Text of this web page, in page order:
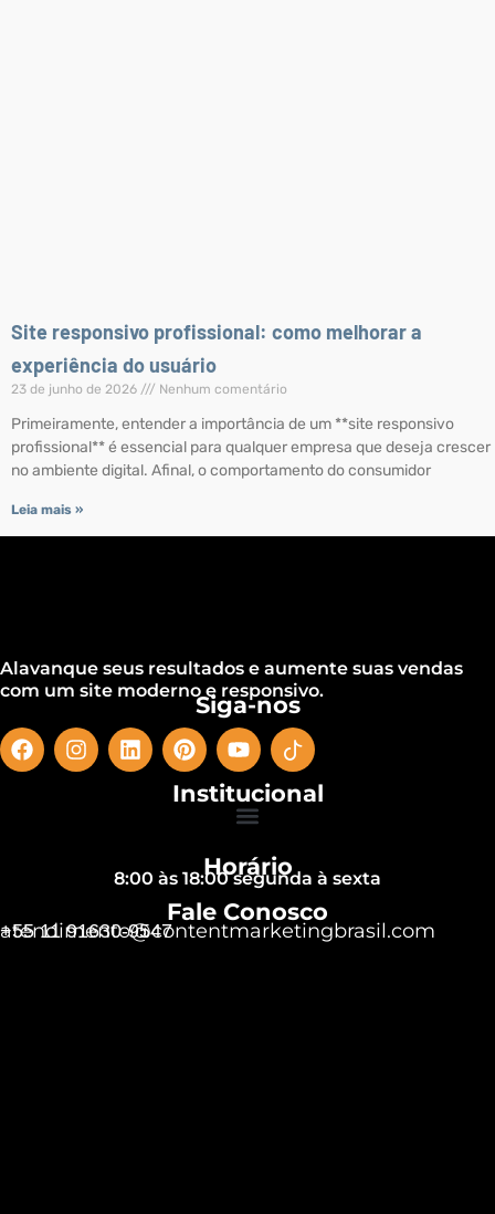
Site responsivo profissional: como melhorar a
experiência do usuário
23 de junho de 2026 Nenhum comentário
Primeiramente, entender a importância de um **site responsivo
profissional** é essencial para qualquer empresa que deseja crescer
no ambiente digital. Afinal, o comportamento do consumidor
Leia mais »
Alavanque seus resultados e aumente suas vendas
com um site moderno e responsivo.
Siga-nos
Institucional
Horário
8:00 às 18:00 segunda à sexta
Fale Conosco
+55 11 91630-9547
atendimento@contentmarketingbrasil.com